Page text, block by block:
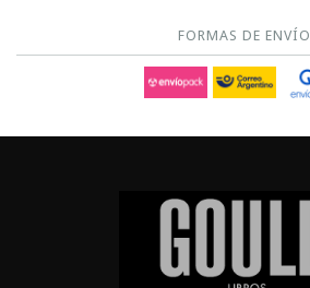
FORMAS DE ENVÍO